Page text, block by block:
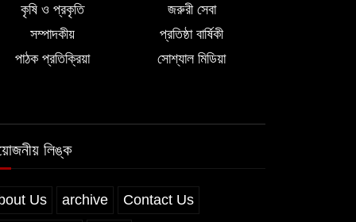
কৃষি ও প্রকৃতি
জরুরী সেবা
সম্পাদকীয়
প্রতিষ্ঠা বার্ষিকী
পাঠক প্রতিক্রিয়া
সোশ্যাল মিডিয়া
লিঙ্ক
Us archive Contact Us